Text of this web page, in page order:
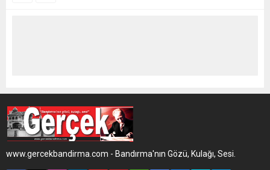
www.gercekbandirma.com - Bandırma'nın Gözü, Kulağı, Sesi.